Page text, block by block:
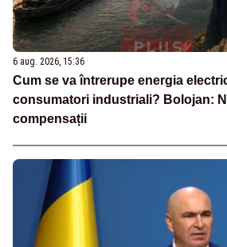
6 aug. 2026, 15:36
Cum se va întrerupe energia
consumatori industriali? Bolojan:
compensații